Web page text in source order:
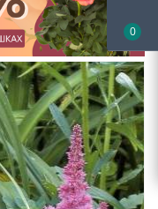
0